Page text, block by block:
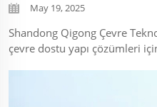
May 19, 2025
Shandong Qigong Çevre
çevre dostu yapı çözümleri